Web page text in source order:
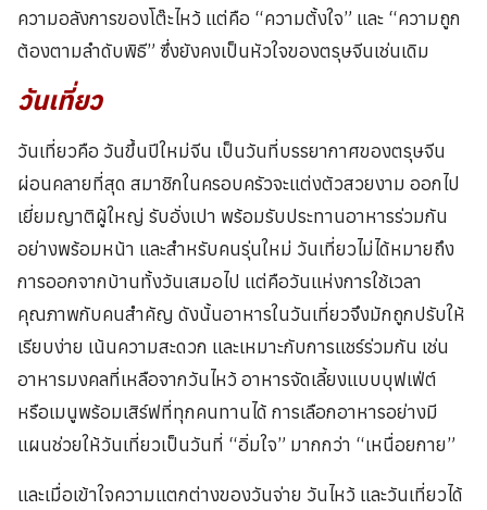
ความอลังการของโต๊ะไหว้ แต่คือ “ความตั้งใจ” และ “ความถูก
ต้องตามลำดับพิธี” ซึ่งยังคงเป็นหัวใจของตรุษจีนเช่นเดิม
วันเที่ยว
วันเที่ยวคือ วันขึ้นปีใหม่จีน เป็นวันที่บรรยากาศของตรุษจีน
ผ่อนคลายที่สุด สมาชิกในครอบครัวจะแต่งตัวสวยงาม ออกไป
เยี่ยมญาติผู้ใหญ่ รับอั่งเปา พร้อมรับประทานอาหารร่วมกัน
อย่างพร้อมหน้า และสำหรับคนรุ่นใหม่ วันเที่ยวไม่ได้หมายถึง
การออกจากบ้านทั้งวันเสมอไป แต่คือวันแห่งการใช้เวลา
คุณภาพกับคนสำคัญ ดังนั้นอาหารในวันเที่ยวจึงมักถูกปรับให้
เรียบง่าย เน้นความสะดวก และเหมาะกับการแชร์ร่วมกัน เช่น
อาหารมงคลที่เหลือจากวันไหว้ อาหารจัดเลี้ยงแบบบุฟเฟ่ต์
หรือเมนูพร้อมเสิร์ฟที่ทุกคนทานได้ การเลือกอาหารอย่างมี
แผนช่วยให้วันเที่ยวเป็นวันที่ “อิ่มใจ” มากกว่า “เหนื่อยกาย”
และเมื่อเข้าใจความแตกต่างของวันจ่าย วันไหว้ และวันเที่ยวได้